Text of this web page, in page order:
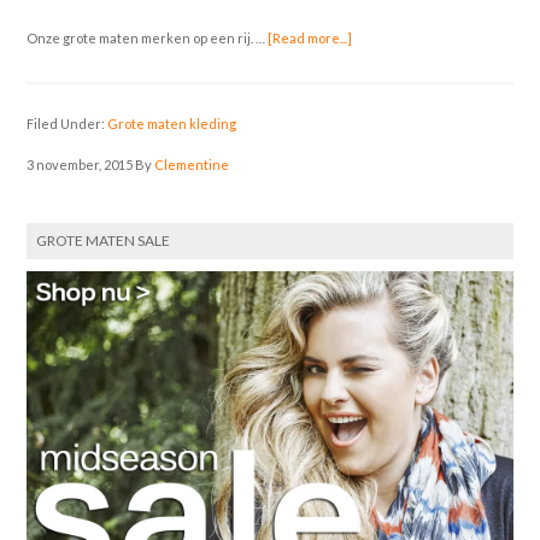
Onze grote maten merken op een rij. …[Read more...]
Filed Under: Grote maten kleding
3 november, 2015 By Clementine
GROTE MATEN SALE